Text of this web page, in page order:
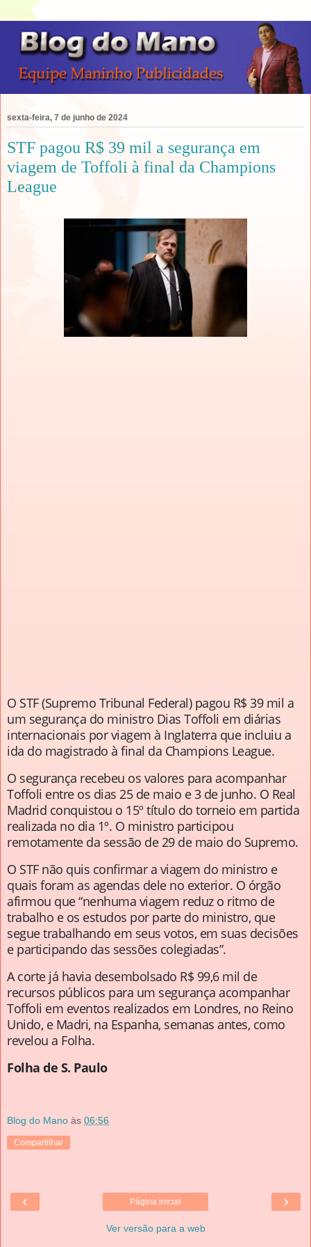
sexta-feira, 7 de junho de 2024
STF pagou R$ 39 mil a segurança em
viagem de Toffoli à final da Champions
League
O STF (Supremo Tribunal Federal) pagou R$ 39 mil a
um segurança do ministro Dias Toffoli em diárias
internacionais por viagem à Inglaterra que incluiu a
ida do magistrado à final da Champions League.
O segurança recebeu os valores para acompanhar
Toffoli entre os dias 25 de maio e 3 de junho. O Real
Madrid conquistou o 15º título do torneio em partida
realizada no dia 1º. O ministro participou
remotamente da sessão de 29 de maio do Supremo.
O STF não quis confirmar a viagem do ministro e
quais foram as agendas dele no exterior. O órgão
afirmou que “nenhuma viagem reduz o ritmo de
trabalho e os estudos por parte do ministro, que
segue trabalhando em seus votos, em suas decisões
e participando das sessões colegiadas”.
A corte já havia desembolsado R$ 99,6 mil de
recursos públicos para um segurança acompanhar
Toffoli em eventos realizados em Londres, no Reino
Unido, e Madri, na Espanha, semanas antes, como
revelou a Folha.
Folha de S. Paulo
Blog do Mano às 06:56
Compartilhar
‹ ›
Página inicial
Ver versão para a web